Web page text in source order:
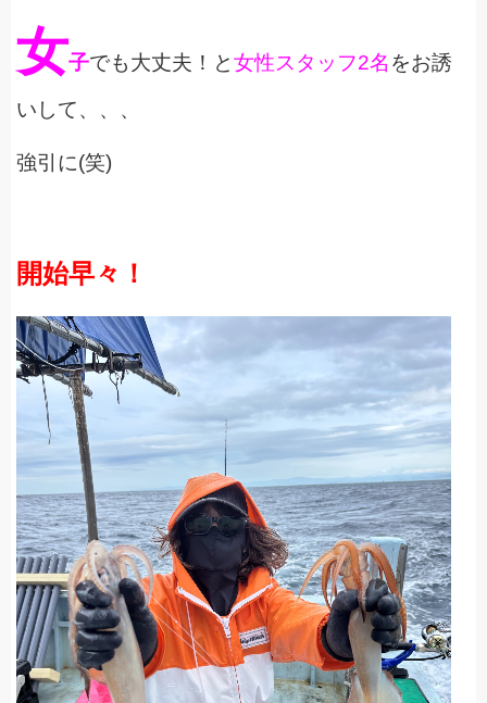
女子でも大丈夫！と女性スタッフ2名 をお誘
いして、、、
強引に(笑)
開始早々！